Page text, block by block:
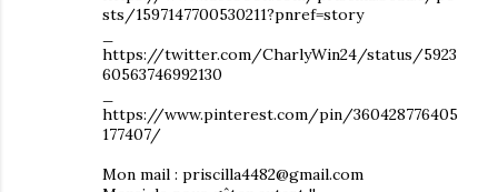
sts/1597147700530211?pnref=story
https://twitter.com/CharlyWin24/status/5923
60563746992130
https://www.pinterest.com/pin/360428776405
177407/
Mon mail : priscilla4482@gmail.com